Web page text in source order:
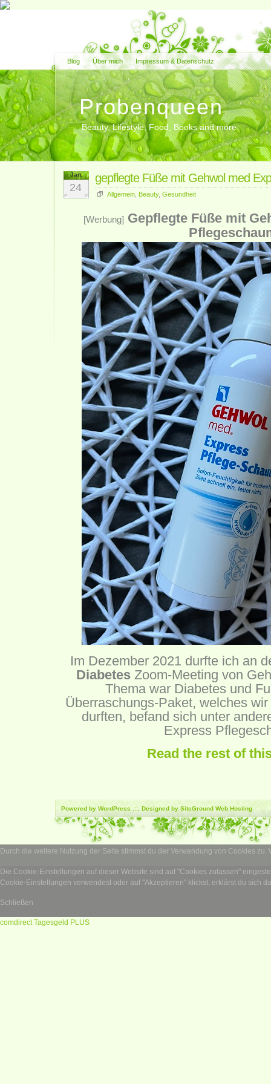
Blog Über mich Impressum & Datenschutz
Probenqueen
Beauty, Lifestyle, Food, Books and more
Jan.
24
gepflegte Füße mit Gehwol med
Allgemein Beauty, Gesundheit
[Werbung] Gepflegte Füße mit
Im Dezember 2021 durfte ich an
DiabetesZoom-Meeting von
Thema war Diabetes und
Überraschungs-Paket, welches
durften, befand sich unter
Express
Read the rest of
Powered byWordPress.::. Designed by SiteGroundWeb Hosting
Durch die weitere Nutzung der Seite stimmst du der Verwendung von Cookies zu.
Die Cookie-Einstellungen auf dieser Website sind auf "Cookies zulassen"
Cookie-Einstellungen verwendest oder auf "Akzeptieren" klickst, erklärst du sich
Schließen
comdirect Tagesgeld PLUS